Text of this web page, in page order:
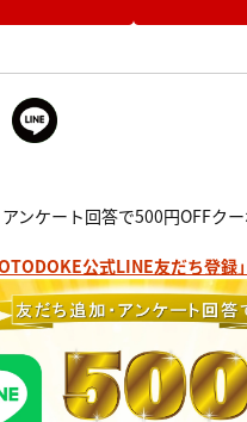
ンケート回答で500円OFFク
公式LINE友だち登録」